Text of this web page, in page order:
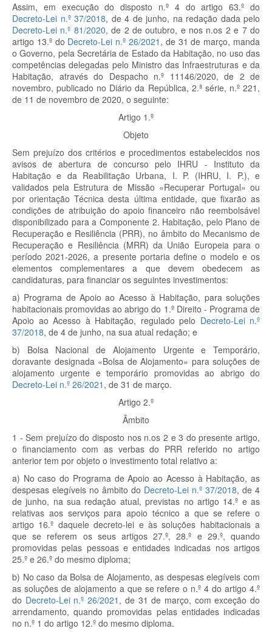
Assim, em execução do disposto n.º 4 do artigo 63.º do
Decreto-Lei n.º 37/2018, de 4 de junho, na redação dada pelo
Decreto-Lei n.º 81/2020, de 2 de outubro, e nos n.os 2 e 7 do
artigo 13.º do Decreto-Lei n.º 26/2021 , de 31 de março, manda
o Governo, pela Secretária de Estado da Habitação, no uso das
competências delegadas pelo Ministro das Infraestruturas e da
Habitação, através do Despacho n.º 11146/2020, de 2 de
novembro, publicado no Diário da República, 2.ª série, n.º 221,
de 11 de novembro de 2020, o seguinte:
Artigo 1.º
Objeto
Sem prejuízo dos critérios e procedimentos estabelecidos nos
avisos de abertura de concurso pelo IHRU - Instituto da
Habitação e da Reabilitação Urbana, I. P. (IHRU, I. P.), e
validados pela Estrutura de Missão «Recuperar Portugal» ou
por orientação Técnica desta última entidade, que fixarão as
condições de atribuição do apoio financeiro não reembolsável
disponibilizado para a Componente 2. Habitação, pelo Plano de
Recuperação e Resiliência (PRR), no âmbito do Mecanismo de
Recuperação e Resiliência (MRR) da União Europeia para o
período 2021-2026, a presente portaria define o modelo e os
elementos complementares a que devem obedecem as
candidaturas, para financiar os seguintes investimentos:
a) Programa de Apoio ao Acesso à Habitação, para soluções
habitacionais promovidas ao abrigo do 1.º Direito - Programa de
Apoio ao Acesso à Habitação, regulado pelo Decreto-Lei n.º
37/2018, de 4 de junho, na sua atual redação; e
b) Bolsa Nacional de Alojamento Urgente e Temporário,
doravante designada «Bolsa de Alojamento» para soluções de
alojamento urgente e temporário promovidas ao abrigo do
Decreto-Lei n.º 26/2021 , de 31 de março.
Artigo 2.º
Âmbito
1 - Sem prejuízo do disposto nos n.os 2 e 3 do presente artigo,
o financiamento com as verbas do PRR referido no artigo
anterior tem por objeto o investimento total relativo a:
a) No caso do Programa de Apoio ao Acesso à Habitação, as
despesas elegíveis no âmbito do Decreto-Lei n.º 37/2018, de 4
de junho, na sua redação atual, previstas no artigo 14.º e as
relativas aos serviços para apoio técnico a que se refere o
artigo 16.º daquele decreto-lei e às soluções habitacionais a
que se referem os seus artigos 27.º, 28.º e 29.º, quando
promovidas pelas pessoas e entidades indicadas nos artigos
25.º e 26.º do mesmo diploma;
b) No caso da Bolsa de Alojamento, as despesas elegíveis com
as soluções de alojamento a que se refere o n.º 4 do artigo 4.º
do Decreto-Lei n.º 26/2021 , de 31 de março, com exceção do
arrendamento, quando promovidas pelas entidades indicadas
no n.º 1 do artigo 12.º do mesmo diploma.